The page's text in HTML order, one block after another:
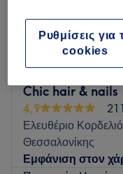
βρίσκεται κοντά στο
Chic hair & nails
4,9
Ελευθέριο
Θεσσαλονίκης
Εμφάνιση στον
Ρυθμίσεις για
cookies